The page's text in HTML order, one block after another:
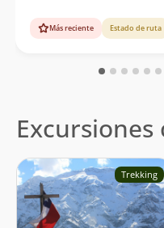
Más reciente Estado de ruta
Excursiones
Trekking